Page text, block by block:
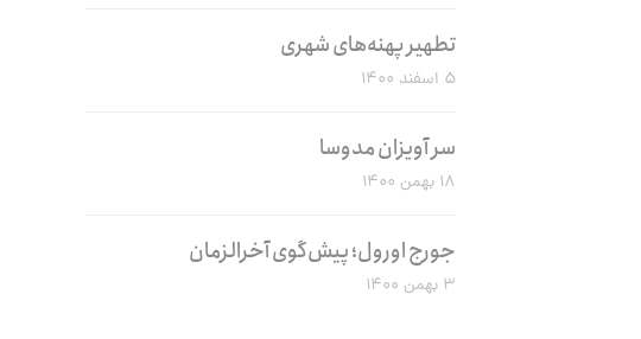
تطهیر پهنه‌های شهری
۵ اسفند ۱۴۰۰
سر آویزان مدوسا
۱۸ بهمن ۱۴۰۰
جورج اورول؛ پیش‌گوی آخرالزمان
۳ بهمن ۱۴۰۰